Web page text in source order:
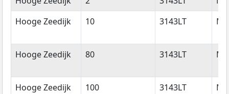
Hooge Zeedijk
10 3143LT
Hooge Zeedijk 80 3143LT
Hooge Zeedijk 100 3143LT